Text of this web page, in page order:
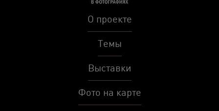
О проекте
Темы
Выставки
Фото на карте